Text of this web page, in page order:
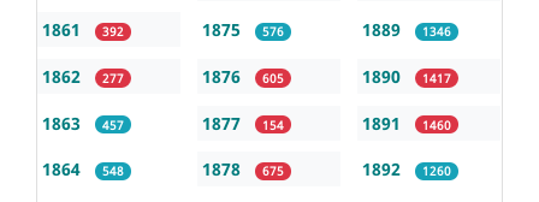
1861 392
1862 277
1863 457
1864 548
1875 576
1876 605
1877 154
1878 675
1889 1346
1890 1417
1891 1460
1892 1260